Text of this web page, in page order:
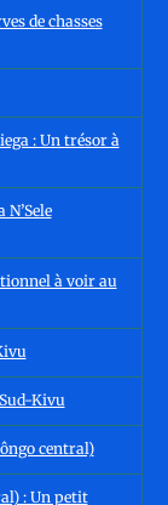
de chasses
: Un trésor à
à voir au
Kivu
central)
: Un petit